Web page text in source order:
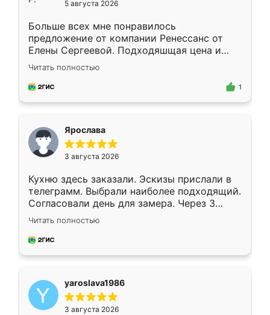
5 августа 2026
Больше всех мне понравилось
предложение от компании Ренессанс от
Елены Сергеевой. Подходяшщая цена и
короткие сроки изготовления. Приехавший
для замера сотрудник Владислав
предложил по моему эскизу самый
Читать полностью
1
Ярослава
3 августа 2026
Кухню здесь заказали. Эскизы прислали в
телеграмм. Выбрали наиболее подходящий.
Согласовали день для замера. Через 3
недели кухня была уже готова. Остались
довольны работой. Спасибо Ренессанс
мебель за качественную работу!
Читать полностью
yaroslava1986
3 августа 2026